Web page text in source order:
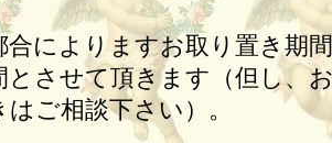
合によりますお取り置き期
とさせて頂きます（但し、
ご相談下さい）。